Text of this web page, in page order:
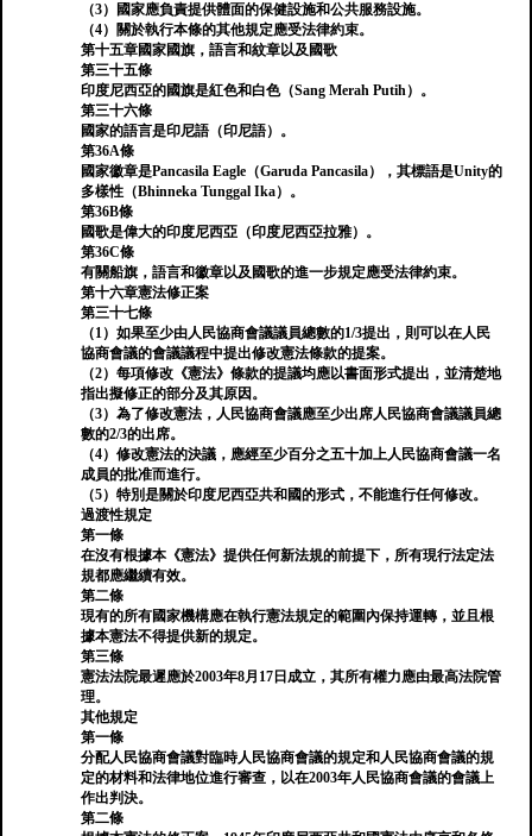
（3）國家應負責提供體面的保健設施和公共服務設施。
（4）關於執行本條的其他規定應受法律約束。
第十五章國家國旗，語言和紋章以及國歌
第三十五條
印度尼西亞的國旗是紅色和白色（Sang Merah Putih）。
第三十六條
國家的語言是印尼語（印尼語）。
第36A條
國家徽章是Pancasila Eagle（Garuda Pancasila），其標語是Unity的
多樣性（Bhinneka Tunggal Ika）。
第36B條
國歌是偉大的印度尼西亞（印度尼西亞拉雅）。
第36C條
有關船旗，語言和徽章以及國歌的進一步規定應受法律約束。
第十六章憲法修正案
第三十七條
（1）如果至少由人民協商會議議員總數的1/3提出，則可以在人民
協商會議的會議議程中提出修改憲法條款的提案。
（2）每項修改《憲法》條款的提議均應以書面形式提出，並清楚地
指出擬修正的部分及其原因。
（3）為了修改憲法，人民協商會議應至少出席人民協商會議議員總
數的2/3的出席。
（4）修改憲法的決議，應經至少百分之五十加上人民協商會議一名
成員的批准而進行。
（5）特別是關於印度尼西亞共和國的形式，不能進行任何修改。
過渡性規定
第一條
在沒有根據本《憲法》提供任何新法規的前提下，所有現行法定法
規都應繼續有效。
第二條
現有的所有國家機構應在執行憲法規定的範圍內保持運轉，並且根
據本憲法不得提供新的規定。
第三條
憲法法院最遲應於2003年8月17日成立，其所有權力應由最高法院管
理。
其他規定
第一條
分配人民協商會議對臨時人民協商會議的規定和人民協商會議的規
定的材料和法律地位進行審查，以在2003年人民協商會議的會議上
作出判決。
第二條